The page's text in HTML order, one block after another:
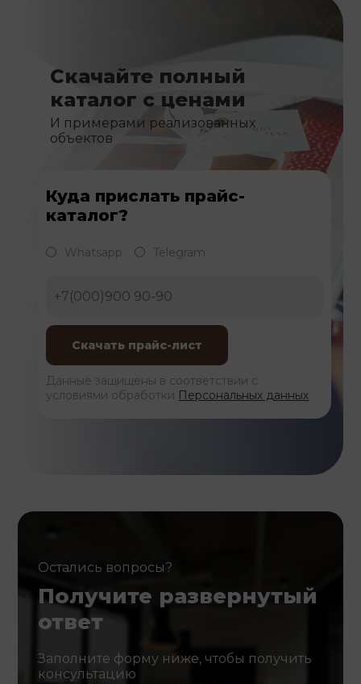
Скачайте полный
каталог с ценами
И примерами реализованных
объектов
Куда прислать прайс-
каталог?
Whatsapp Telegram
Данные защищены в соответствии с
условиями обработки Персональных данных
Остались вопросы?
Получите развернутый
ответ
Заполните форму ниже, чтобы получить
консультацию